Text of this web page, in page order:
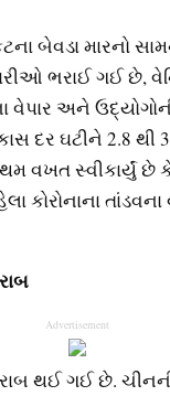
બેવડા મારનો
ભરાઈ ગઈ છે,
વેપાર અને
દર ઘટીને 2.8
વખત સ્વીકાર્યું છે
કોરોનાના
Advertisement
થઈ ગઈ છે. ચીનની